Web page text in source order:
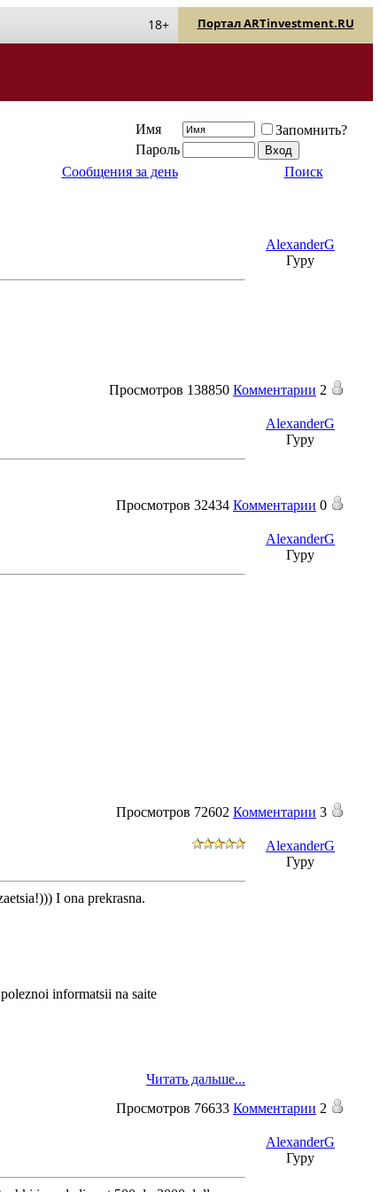
Портал ARTinvestment.RU
18+
Имя
Запомнить?
Пароль
Сообщения за день Поиск
AlexanderG
Гуру
Просмотров 138850 Комментарии 2
AlexanderG
Гуру
Просмотров 32434 Комментарии 0
AlexanderG
Гуру
Просмотров 72602 Комментарии 3
I ona prekrasna.
informatsii na saite
Читать дальше...
AlexanderG
Гуру
Просмотров 76633 Комментарии 2
AlexanderG
Гуру